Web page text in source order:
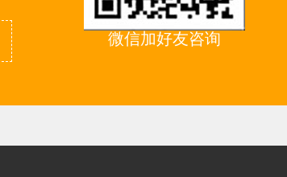
微信加好友咨询